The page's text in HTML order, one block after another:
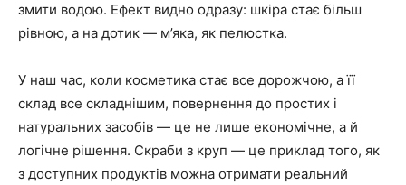
змити водою. Ефект видно одразу: шкіра стає більш
рівною, а на дотик — м’яка, як пелюстка.
У наш час, коли косметика стає все дорожчою, а її
склад все складнішим, повернення до простих і
натуральних засобів — це не лише економічне, а й
логічне рішення. Скраби з круп — це приклад того, як
з доступних продуктів можна отримати реальний